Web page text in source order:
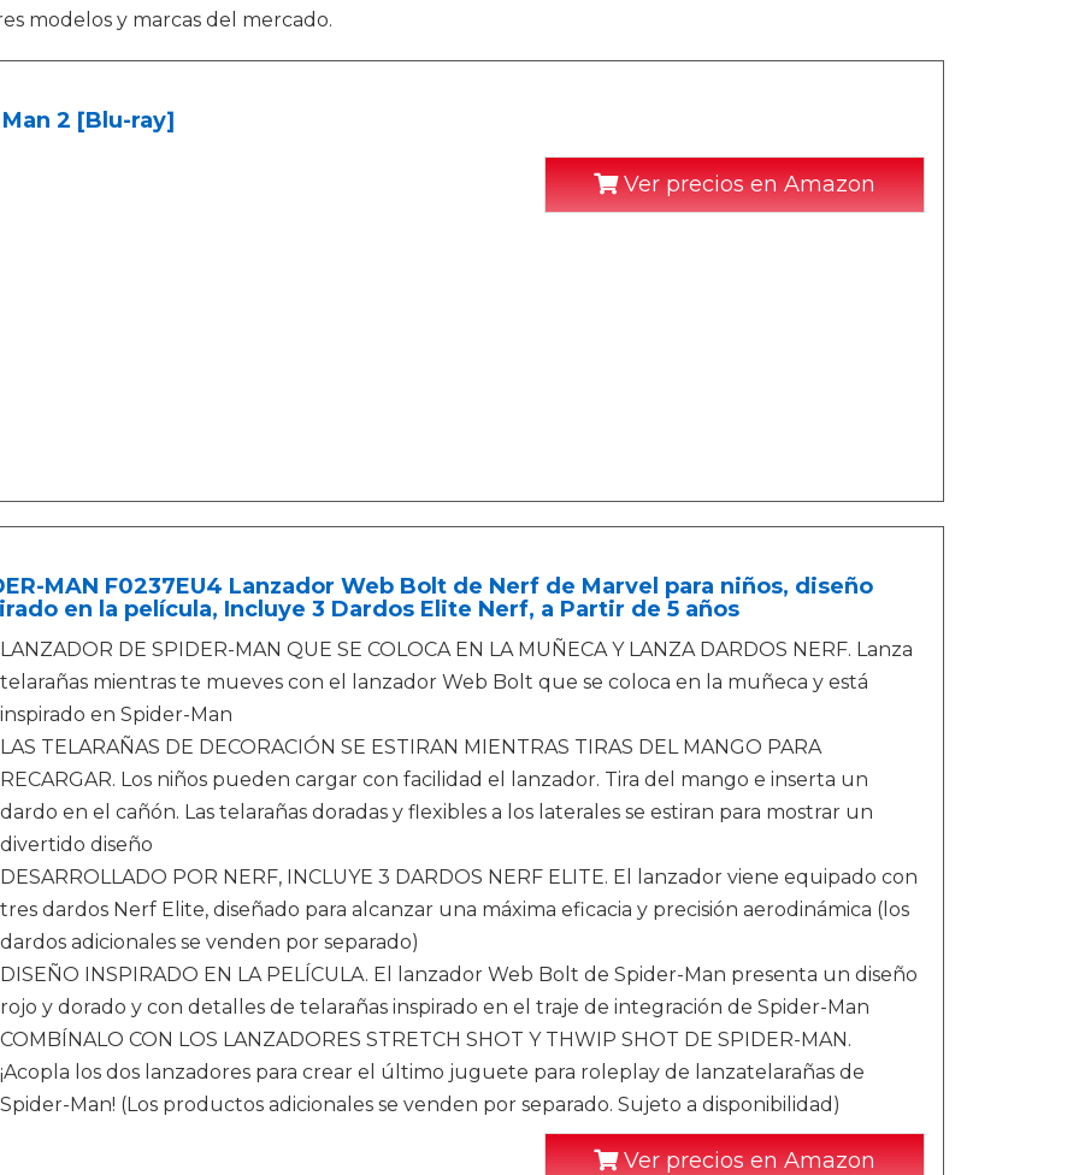
modelos y marcas del mercado.
2 [Blu-ray]
Ver precios en Amazon
MAN F0237EU4 Lanzador Web Bolt de Nerf de Marvel para niños, diseño
en la película, Incluye 3 Dardos Elite Nerf, a Partir de 5 años
LANZADOR DE SPIDER-MAN QUE SE COLOCA EN LA MUÑECA Y LANZA DARDOS NERF. Lanza
telarañas mientras te mueves con el lanzador Web Bolt que se coloca en la muñeca y está
inspirado en Spider-Man
LAS TELARAÑAS DE DECORACIÓN SE ESTIRAN MIENTRAS TIRAS DEL MANGO PARA
RECARGAR. Los niños pueden cargar con facilidad el lanzador. Tira del mango e inserta un
dardo en el cañón. Las telarañas doradas y flexibles a los laterales se estiran para mostrar un
divertido diseño
DESARROLLADO POR NERF, INCLUYE 3 DARDOS NERF ELITE. El lanzador viene equipado con
tres dardos Nerf Elite, diseñado para alcanzar una máxima eficacia y precisión aerodinámica (los
dardos adicionales se venden por separado)
DISEÑO INSPIRADO EN LA PELÍCULA. El lanzador Web Bolt de Spider-Man presenta un diseño
rojo y dorado y con detalles de telarañas inspirado en el traje de integración de Spider-Man
COMBÍNALO CON LOS LANZADORES STRETCH SHOT Y THWIP SHOT DE SPIDER-MAN.
¡Acopla los dos lanzadores para crear el último juguete para roleplay de lanzatelarañas de
Spider-Man! (Los productos adicionales se venden por separado. Sujeto a disponibilidad)
Ver precios en Amazon